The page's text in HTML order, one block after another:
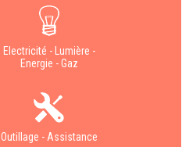
Electricité - Lumière -
Energie - Gaz
Outillage - Assistance